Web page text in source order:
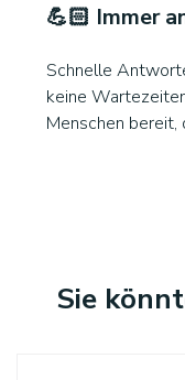
💪🏻 Immer
Schnelle
keine
Menschen bereit,
Sie